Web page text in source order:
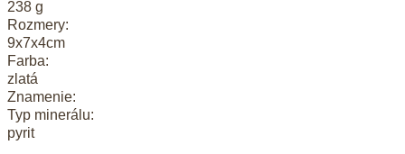
238 g
Rozmery:
9x7x4cm
Farba:
zlatá
Znamenie:
Typ minerálu:
pyrit